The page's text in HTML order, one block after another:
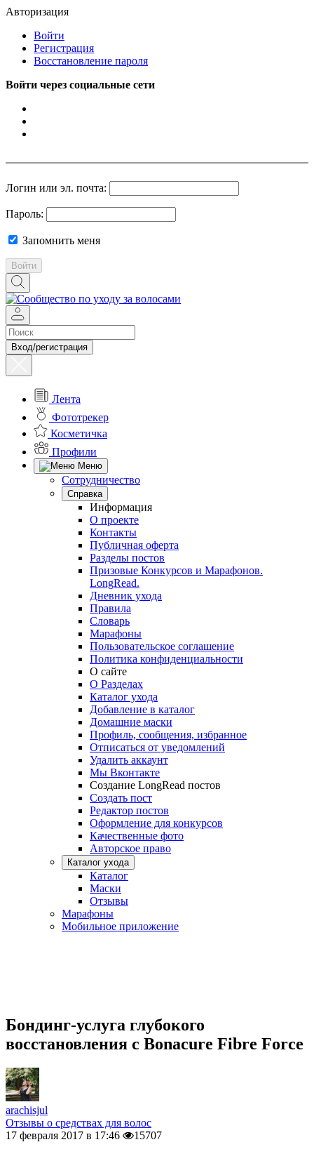
Авторизация
Войти
Регистрация
Восстановление пароля
Войти через социальные сети
Логин или эл. почта:
Пароль:
Запомнить меня
Войти
Вход/регистрация
Лента
Фототрекер
Косметичка
Профили
Меню
Сотрудничество
Справка
Информация
О проекте
Контакты
Публичная оферта
Разделы постов
Призовые Конкурсов и Марафонов.
LongRead.
Дневник ухода
Правила
Словарь
Марафоны
Пользовательское соглашение
Политика конфиденциальности
О сайте
О Разделах
Каталог ухода
Добавление в каталог
Домашние маски
Профиль, сообщения, избранное
Отписаться от уведомлений
Удалить аккаунт
Мы Вконтакте
Создание LongRead постов
Создать пост
Редактор постов
Оформление для конкурсов
Качественные фото
Авторское право
Каталог ухода
Каталог
Маски
Отзывы
Марафоны
Мобильное приложение
Бондинг-услуга глубокого
восстановления с Bonacure Fibre Force
arachisjul
Отзывы о средствах для волос
17 февраля 2017 в 17:46
15707